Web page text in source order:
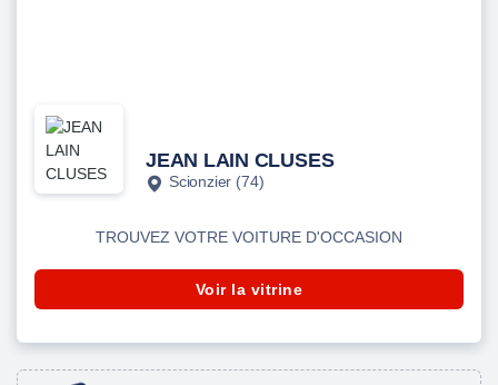
JEAN LAIN CLUSES
Scionzier (74)
TROUVEZ VOTRE VOITURE D'OCCASION
Voir la vitrine